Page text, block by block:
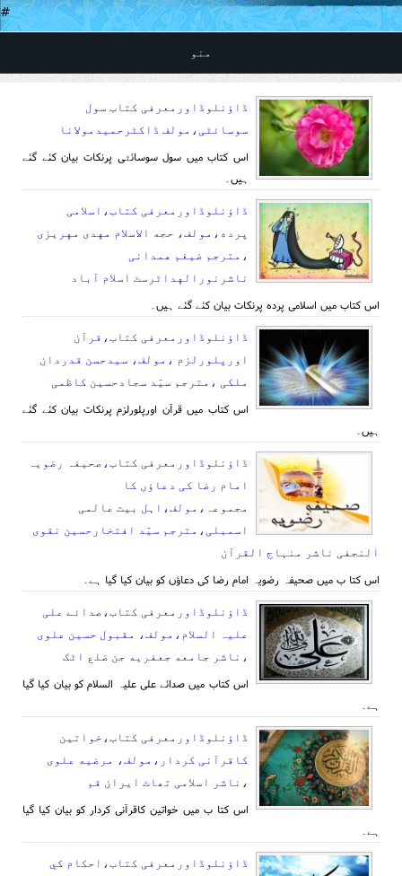
#
منو
ڈاؤنلوڈاورمعرفی کتاب سول
سوسا‏‏ئٹی،مولف ڈاکٹرحمیدمولانا
اس کتاب میں سول سوسا‏‏ئٹی پرنکات بیان کئے گئے
ہیں۔
ڈاؤنلوڈاورمعرفی کتاب،اسلامی
پرده،مولف، حجه الاسلام مهدی مهریزی
،مترجم ضیغم همدانی
ناشرنورالهداٹرسٹ اسلام آباد
اس کتاب میں اسلامی پرده پرنکات بیان کئے گئے ہیں۔
ڈاؤنلوڈاورمعرفی کتاب،قرآن
اورپلورلزم ،مولف، سیدحسن قدردان
ملکی ،مترجم سیّد سجادحسین کاظمی
اس کتاب میں قرآن اورپلورلزم پرنکات بیان کئے گئے
ہیں۔
ڈاؤنلوڈاورمعرفی کتاب،صحیفہ رضویہ
امام رضا کی دعاؤں کا
مجموعہ،مولف،اہل بیت عالمی
اسمبلی،مترجم سیّد افتخارحسین نقوی
النجفی ناشر منہاج القرآن
اس کتا ب میں صحیفہ رضویہ امام رضا کی دعاؤں کو بیان کیا گیا ہے۔
ڈاؤنلوڈاورمعرفی کتاب،صدائے علی
علیہ السلام،مولف، مقبول حسین علوی
،ناشر جامعه جعفریه جن ضلع اٹک
اس کتاب میں صدائے علی علیہ السلام کو بیان کیا گیا
ہے۔
ڈاؤنلوڈاورمعرفی کتاب،خواتین
کاقرآنی کردار،مولف، مرضیه علوی
،ناشر اسلامی تھاٹ ایران قم
اس کتا ب میں خواتین کاقرآنی کردار کو بیان کیا گیا
ہے۔
ڈاؤنلوڈاورمعرفی کتاب،احكام كي